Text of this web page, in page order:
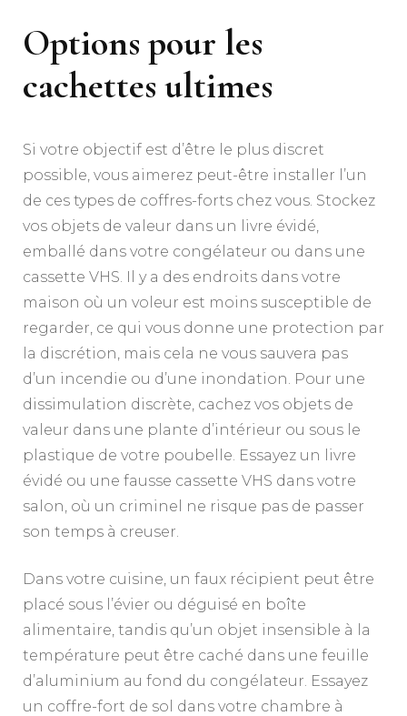
Options pour les
cachettes ultimes
Si votre objectif est d’être le plus discret
possible, vous aimerez peut-être installer l’un
de ces types de coffres-forts chez vous. Stockez
vos objets de valeur dans un livre évidé,
emballé dans votre congélateur ou dans une
cassette VHS. Il y a des endroits dans votre
maison où un voleur est moins susceptible de
regarder, ce qui vous donne une protection par
la discrétion, mais cela ne vous sauvera pas
d’un incendie ou d’une inondation. Pour une
dissimulation discrète, cachez vos objets de
valeur dans une plante d’intérieur ou sous le
plastique de votre poubelle. Essayez un livre
évidé ou une fausse cassette VHS dans votre
salon, où un criminel ne risque pas de passer
son temps à creuser.
Dans votre cuisine, un faux récipient peut être
placé sous l’évier ou déguisé en boîte
alimentaire, tandis qu’un objet insensible à la
température peut être caché dans une feuille
d’aluminium au fond du congélateur. Essayez
un coffre-fort de sol dans votre chambre à